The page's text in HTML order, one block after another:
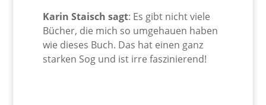
Karin Staisch sagt: Es gibt nicht viele
Bücher, die mich so umgehauen haben
wie dieses Buch. Das hat einen ganz
starken Sog und ist irre faszinierend!